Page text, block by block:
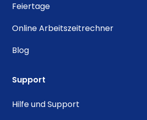
Feiertage
Online Arbeitszeitrechner
Blog
Support
Hilfe und Support